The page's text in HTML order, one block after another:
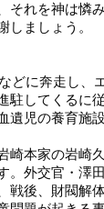
れを神は憐
しましょう。
どに奔走し、
駐してくるに
遺児の養育施
崎本家の岩崎
。外交官・澤
戦後、財閥解